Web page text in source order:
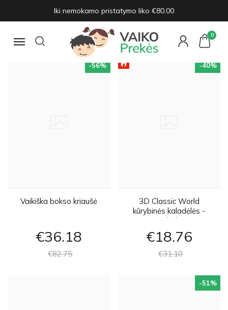
Iki nemokamo pristatymo liko €80.00
Navigacija
0
KALĖDINIŲ DOVANŲ IDĖJOS
VAIKAMS
ŽIŪRĖTI DAUGIAU
-56%
Vaikiška bokso kriaušė
€36 18
€8275
-40%
3D Classic World
kūrybinės kaladėlės -
Pelėda
€18 76
€3110
-51%